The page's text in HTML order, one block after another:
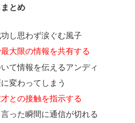
とめ
し思わず涙ぐむ風子
大限の情報を共有する
て情報を伝えるアンディ
変わってしまう
との接触を指示する
った瞬間に通信が切れる